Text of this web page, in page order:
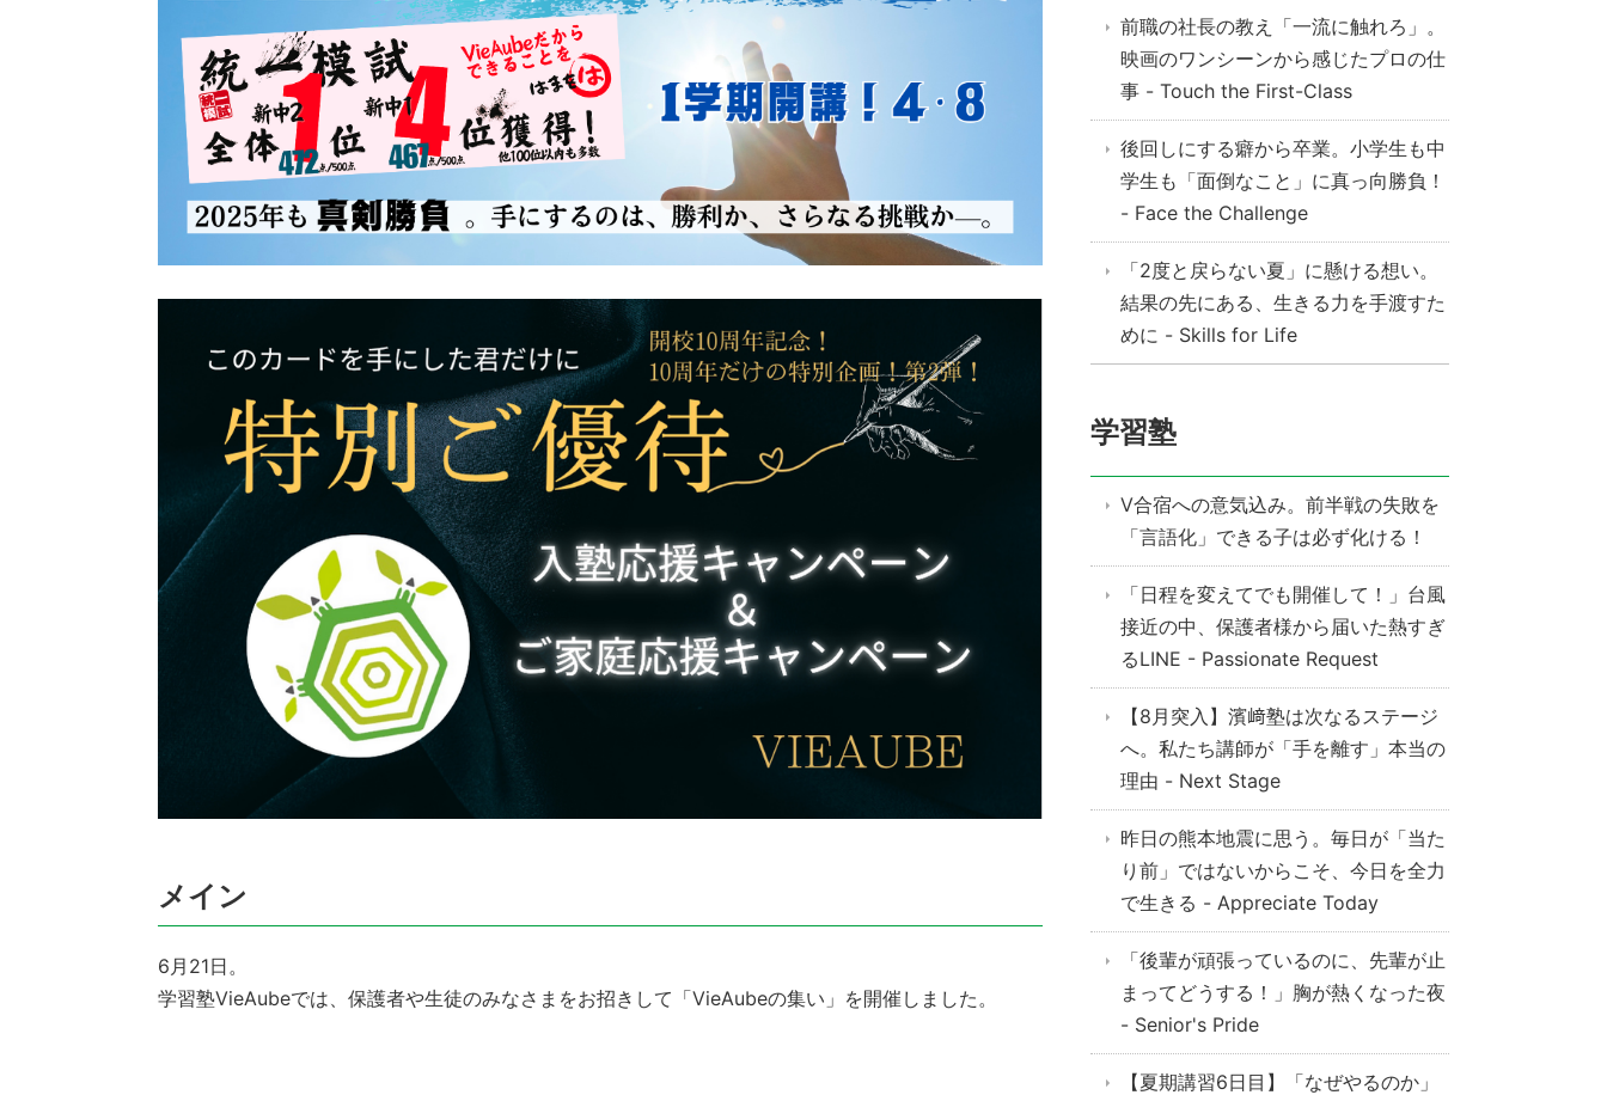
メイン
6月21日。
学習塾VieAubeでは、保護者や生徒のみなさまをお招きして「VieAubeの集い」を開催しました。
前職の社長の教え「一流に触れろ」。
映画のワンシーンから感じたプロの仕
事 - Touch the First-Class
後回しにする癖から卒業。小学生も中
学生も「面倒なこと」に真っ向勝負！
- Face the Challenge
「2度と戻らない夏」に懸ける想い。
結果の先にある、生きる力を手渡すた
めに - Skills for Life
学習塾
V合宿への意気込み。前半戦の失敗を
「言語化」できる子は必ず化ける！
「日程を変えてでも開催して！」台風
接近の中、保護者様から届いた熱すぎ
るLINE - Passionate Request
【8月突入】濱﨑塾は次なるステージ
へ。私たち講師が「手を離す」本当の
理由 - Next Stage
昨日の熊本地震に思う。毎日が「当た
り前」ではないからこそ、今日を全力
で生きる - Appreciate Today
「後輩が頑張っているのに、先輩が止
まってどうする！」胸が熱くなった夜
- Senior's Pride
【夏期講習6日目】「なぜやるのか」